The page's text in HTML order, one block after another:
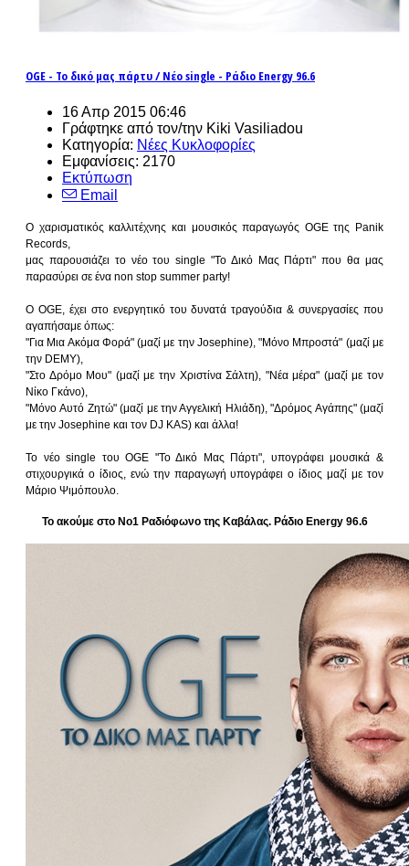
OGE - Το δικό μας πάρτυ / Νέο single - Ράδιο Energy 96.6
16 Απρ 2015 06:46
Γράφτηκε από τον/την Kiki Vasiliadou
Κατηγορία: Νέες Κυκλοφορίες
Εμφανίσεις: 2170
Εκτύπωση
Email
Ο χαρισματικός καλλιτέχνης και μουσικός παραγωγός OGE της Panik
Records,
μας παρουσιάζει το νέο του single "Το Δικό Μας Πάρτι" που θα μας
παρασύρει σε ένα non stop summer party!
O OGE, έχει στο ενεργητικό του δυνατά τραγούδια & συνεργασίες που
αγαπήσαμε όπως:
"Για Μια Ακόμα Φορά" (μαζί με την Josephine), "Μόνο Μπροστά" (μαζί με
την DEMY),
"Στο Δρόμο Μου" (μαζί με την Χριστίνα Σάλτη), "Νέα μέρα" (μαζί με τον
Νίκο Γκάνο),
"Μόνο Aυτό Ζητώ" (μαζί με την Αγγελική Ηλιάδη), "Δρόμος Αγάπης" (μαζί
με την Josephine και τον DJ KAS) και άλλα!
Το νέο single του OGE "Το Δικό Μας Πάρτι", υπογράφει μουσικά &
στιχουργικά ο ίδιος, ενώ την παραγωγή υπογράφει ο ίδιος μαζί με τον
Μάριο Ψιμόπουλο.
Το ακούμε στο Νο1 Ραδιόφωνο της Καβάλας. Ράδιο Energy 96.6